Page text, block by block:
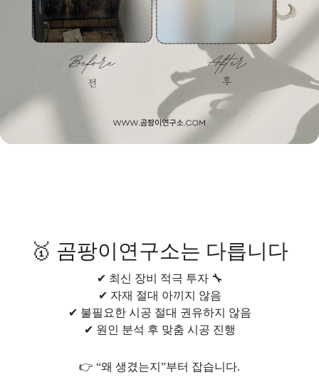
🥇 곰팡이연구소는 다릅니다
✔ 최신 장비 적극 투자 🔧
✔ 자재 절대 아끼지 않음
✔ 불필요한 시공 절대 권유하지 않음
✔ 원인 분석 후 맞춤 시공 진행
👉 “왜 생겼는지”부터 잡습니다.